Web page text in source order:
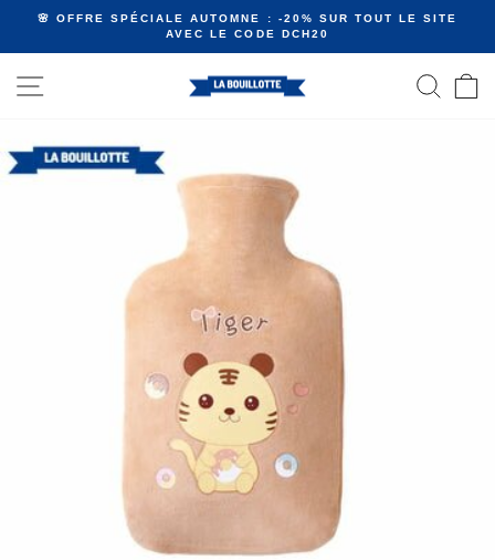
Passer
contenu
Diaporama
🌸 OFFRE SPÉCIALE AUTOMNE : -20% SUR TOUT LE SITE
AVEC LE CODE DCH20